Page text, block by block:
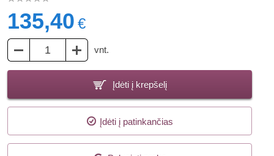
135,40 €
vnt.
Įdėti į krepšelį
Įdėti į patinkančias